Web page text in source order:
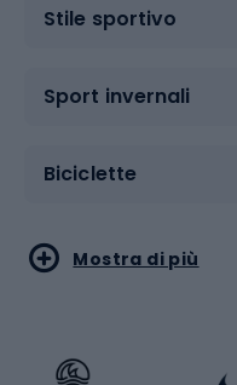
Stile sportivo
Sport invernali
Biciclette
Sport acquatici
Sport di arti marziali
Mostra di più